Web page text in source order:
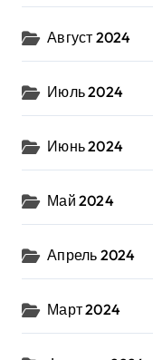
Август 2024
Июль 2024
Июнь 2024
Май 2024
Апрель 2024
Март 2024